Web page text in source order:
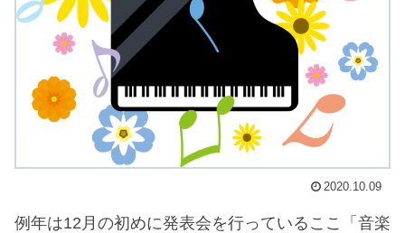
2020.10.09
例年は12月の初めに発表会を行っているここ「音楽